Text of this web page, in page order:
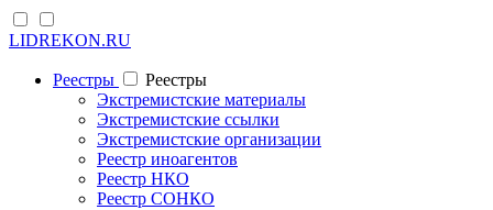
LIDREKON.RU
Реестры
Реестры
Экстремистские материалы
Экстремистские ссылки
Экстремистские организации
Реестр иноагентов
Реестр НКО
Реестр СОНКО